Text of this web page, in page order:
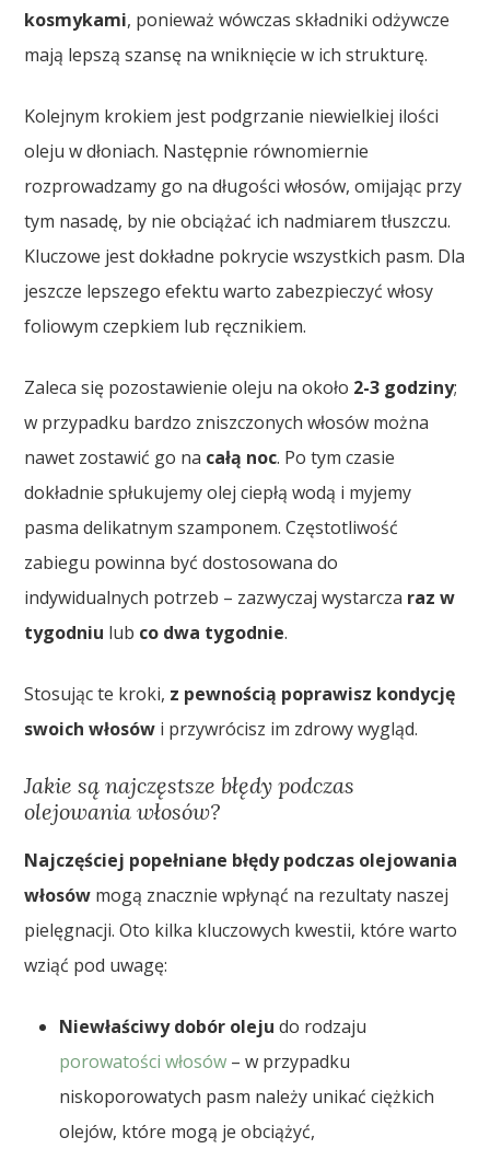
kosmykami, ponieważ wówczas składniki odżywcze
mają lepszą szansę na wniknięcie w ich strukturę.
Kolejnym krokiem jest podgrzanie niewielkiej ilości
oleju w dłoniach. Następnie równomiernie
rozprowadzamy go na długości włosów, omijając przy
tym nasadę, by nie obciążać ich nadmiarem tłuszczu.
Kluczowe jest dokładne pokrycie wszystkich pasm. Dla
jeszcze lepszego efektu warto zabezpieczyć włosy
foliowym czepkiem lub ręcznikiem.
Zaleca się pozostawienie oleju na około 2-3 godziny;
w przypadku bardzo zniszczonych włosów można
nawet zostawić go na całą noc. Po tym czasie
dokładnie spłukujemy olej ciepłą wodą i myjemy
pasma delikatnym szamponem. Częstotliwość
zabiegu powinna być dostosowana do
indywidualnych potrzeb – zazwyczaj wystarcza raz w
tygodniu lub co dwa tygodnie.
Stosując te kroki, z pewnością poprawisz kondycję
swoich włosów i przywrócisz im zdrowy wygląd.
Jakie są najczęstsze błędy podczas
olejowania włosów?
Najczęściej popełniane błędy podczas olejowania
włosów mogą znacznie wpłynąć na rezultaty naszej
pielęgnacji. Oto kilka kluczowych kwestii, które warto
wziąć pod uwagę:
Niewłaściwy dobór oleju do rodzaju
porowatości włosów – w przypadku
niskoporowatych pasm należy unikać ciężkich
olejów, które mogą je obciążyć,